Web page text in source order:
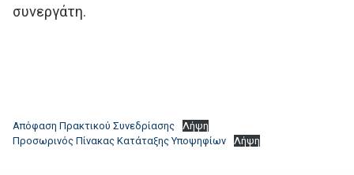
συνεργάτη.
Απόφαση Πρακτικού Συνεδρίασης
Λήψη
Προσωρινός Πίνακας Κατάταξης Υποψηφίων
Λήψη